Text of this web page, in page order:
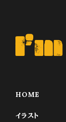
HOME
イラスト